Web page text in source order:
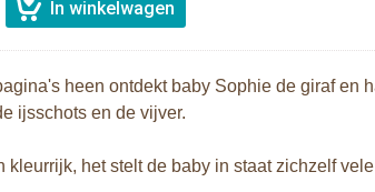
heen ontdekt baby Sophie de giraf en
ijsschots en de vijver.
kleurrijk, het stelt de baby in staat zichzelf